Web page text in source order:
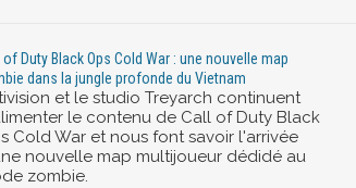
of Duty Black Ops Cold War : une nouvelle map
dans la jungle profonde du Vietnam
et le studio Treyarch continuent
le contenu de Call of Duty Black
Cold War et nous font savoir l'arrivée
nouvelle map multijoueur dédidé au
zombie.